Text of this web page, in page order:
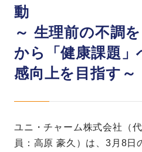
動
～ 生理前の不調
から「健康課題」
感向上を目指す～
ユニ・チャーム株式会社（
員：高原 豪久）は、3月8日